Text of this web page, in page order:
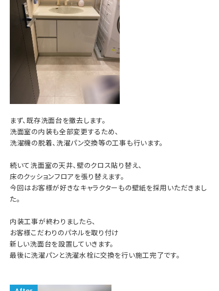
まず、既存洗面台を撤去します。
洗面室の内装も全部変更するため、
洗濯機の脱着、洗濯パン交換等の工事も行います。
続いて洗面室の天井、壁のクロス貼り替え、
床のクッションフロアを張り替えます。
今回はお客様が好きなキャラクターもの壁紙を採用いただきまし
た。
内装工事が終わりましたら、
お客様こだわりのパネルを取り付け
新しい洗面台を設置していきます。
最後に洗濯パンと洗濯水栓に交換を行い施工完了です。